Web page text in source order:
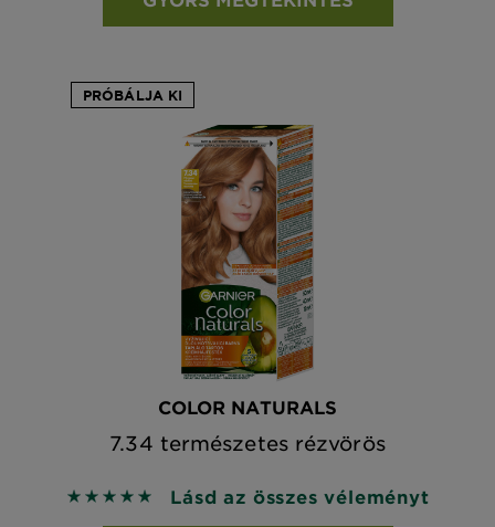
PRÓBÁLJA KI
COLOR NATURALS
7.34 természetes rézvörös
5 out of 5 stars based on reviews
Lásd az összes véleményt